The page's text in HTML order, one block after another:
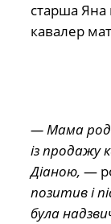
старша Яна
кавалер
— Мама
із продажу
Діаною, —
позитив і
була